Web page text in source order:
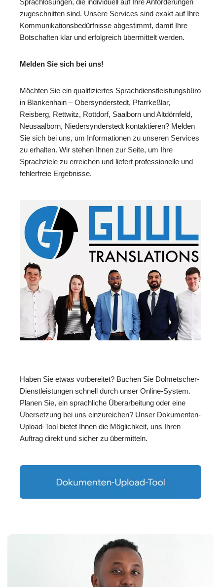
Sprachlösungen, die individuell auf Ihre Anforderungen
zugeschnitten sind. Unsere Services sind exakt auf Ihre
Kommunikationsbedürfnisse abgestimmt, damit Ihre
Botschaften klar und erfolgreich übermittelt werden.
Melden Sie sich bei uns!
Möchten Sie ein qualifiziertes Sprachdienstleistungsbüro
in Blankenhain – Obersynderstedt, Pfarrkeßlar,
Reisberg, Rettwitz, Rottdorf, Saalborn und Altdörnfeld,
Neusaalborn, Niedersynderstedt kontaktieren? Melden
Sie sich bei uns, um Informationen zu unseren Services
zu erhalten. Wir stehen Ihnen zur Seite, um Ihre
Sprachziele zu erreichen und liefert professionelle und
fehlerfreie Ergebnisse.
Haben Sie etwas vorbereitet? Buchen Sie Dolmetscher-
Dienstleistungen schnell durch unser Online-System.
Planen Sie, ein sprachliche Überarbeitung oder eine
Übersetzung bei uns einzureichen? Unser Dokumenten-
Upload-Tool bietet Ihnen die Möglichkeit, uns Ihren
Auftrag direkt und sicher zu übermitteln.